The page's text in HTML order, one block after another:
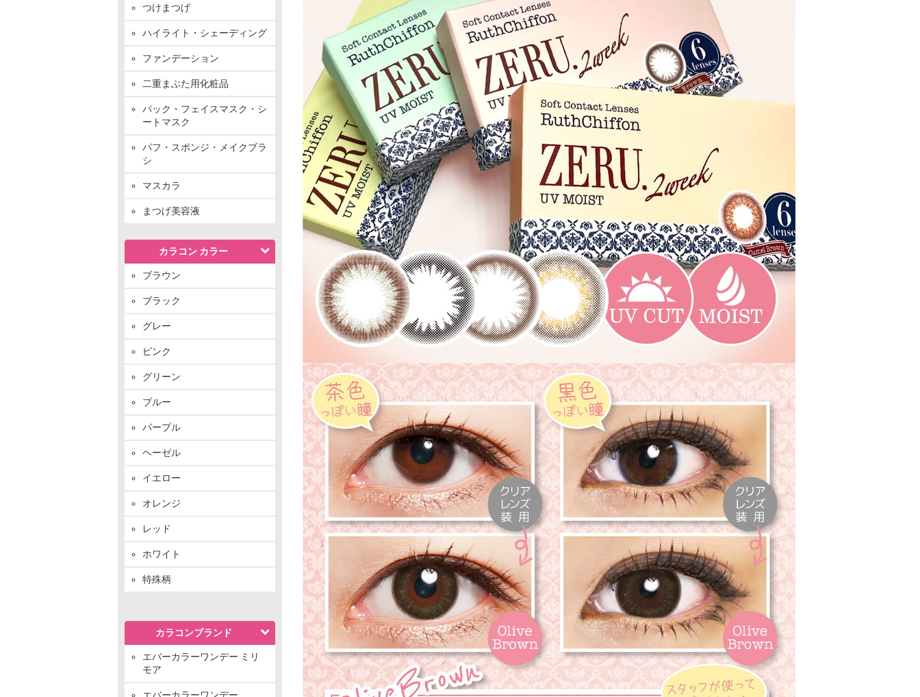
つけまつげ
ハイライト・シェーディング
ファンデーション
二重まぶた用化粧品
パック・フェイスマスク・シ
ートマスク
パフ・スポンジ・メイクブラ
シ
マスカラ
まつげ美容液
カラコン カラー
ブラウン
ブラック
グレー
ピンク
グリーン
ブルー
パープル
ヘーゼル
イエロー
オレンジ
レッド
ホワイト
特殊柄
カラコンブランド
エバーカラーワンデー ミリ
モア
エバーカラーワンデー